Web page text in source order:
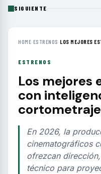
SIGUIENTE
HOME›ESTRENOS ›LOS MEJORES
ESTRENOS
Los mejores
con
En 2026, la
cinematográficos
ofrezcan
técnico para